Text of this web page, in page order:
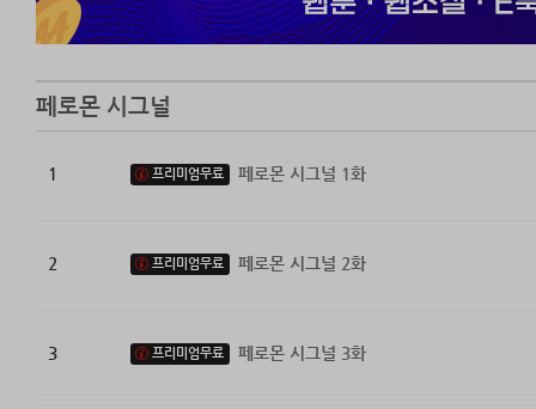
페로몬 시그널
1 프리미엄무료 페로몬 시그널 1화
2 프리미엄무료 페로몬 시그널 2화
3 프리미엄무료 페로몬 시그널 3화